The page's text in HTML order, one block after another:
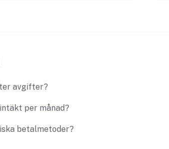
avgifter?
per månad?
betalmetoder?